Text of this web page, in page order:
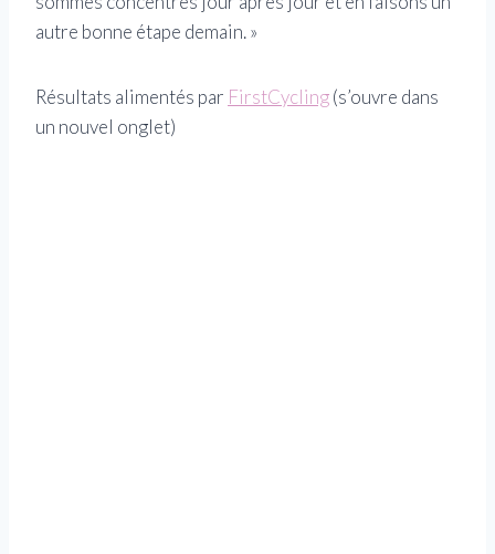
autre bonne étape demain. »
Résultats alimentés par FirstCycling(s’ouvre dans
un nouvel onglet)